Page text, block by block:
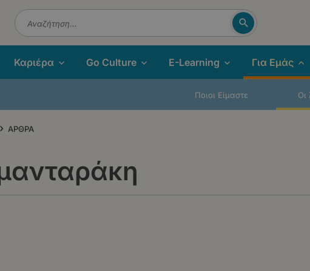
Αναζήτηση
Αναζήτηση
Καριέρα Go Culture E-Learning Για Εμάς
Ποιοι Είμαστε Οι
› ΑΡΘΡΑ